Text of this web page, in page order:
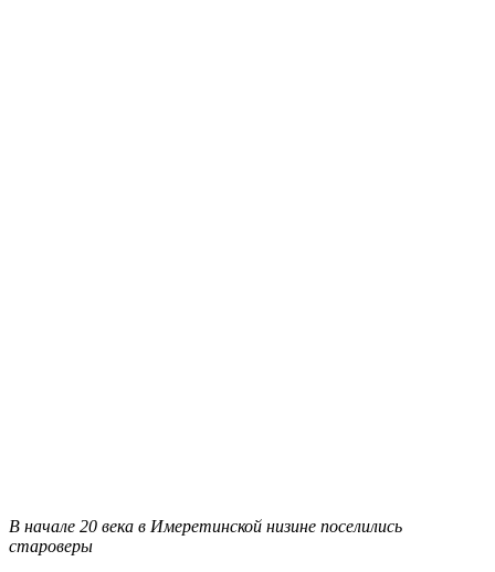
В начале 20 века в Имеретинской низине поселились
староверы